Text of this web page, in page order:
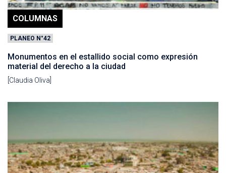
COLUMNAS
PLANEO N°42
Monumentos en el estallido social como expresión
material del derecho a la ciudad
[Claudia Oliva]